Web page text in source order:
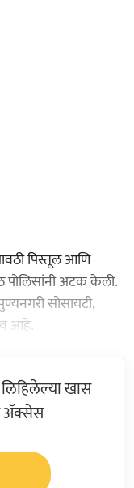
पिस्तूल आणि
पोलिसांनी अटक केली.
सोसायटी,
आहे.
खास
ॲक्सेस